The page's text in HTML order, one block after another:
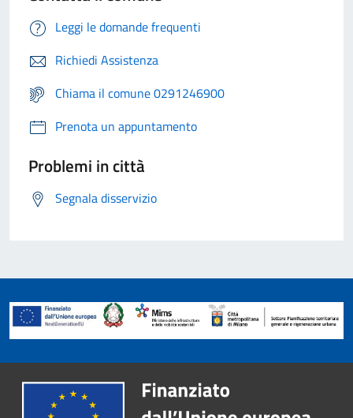
Leggi le domande frequenti
Richiedi Assistenza
Chiama il comune 0291246900
Prenota un appuntamento
Problemi in città
Segnala disservizio